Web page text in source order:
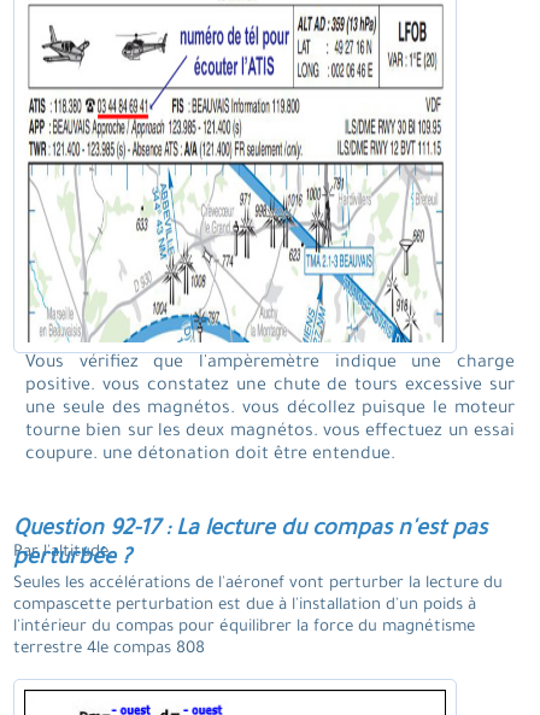
Vous vérifiez que l'ampèremètre indique une charge
positive. vous constatez une chute de tours excessive sur
une seule des magnétos. vous décollez puisque le moteur
tourne bien sur les deux magnétos. vous effectuez un essai
coupure. une détonation doit être entendue.
Question 92-17 : La lecture du compas n'est pas
perturbée ?
Par l'altitude.
Seules les accélérations de l'aéronef vont perturber la lecture du
compascette perturbation est due à l'installation d'un poids à
l'intérieur du compas pour équilibrer la force du magnétisme
terrestre 4le compas 808